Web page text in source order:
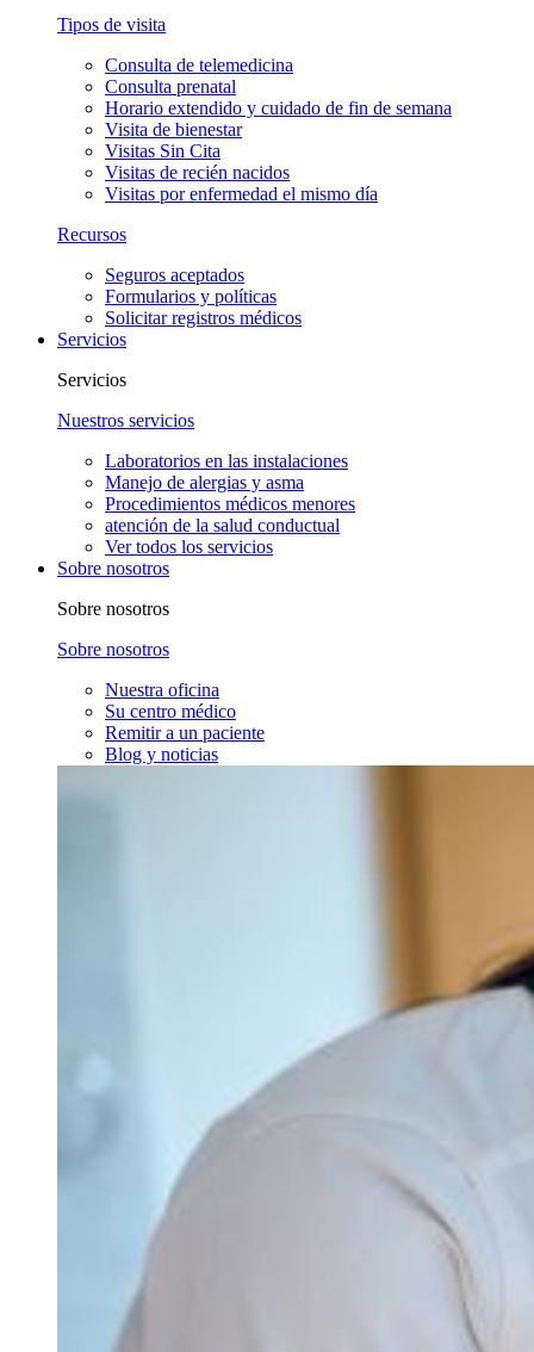
Tipos de visita
Consulta de telemedicina
Consulta prenatal
Horario extendido y cuidado de fin de semana
Visita de bienestar
Visitas Sin Cita
Visitas de recién nacidos
Visitas por enfermedad el mismo día
Recursos
Seguros aceptados
Formularios y políticas
Solicitar registros médicos
Servicios
Servicios
Nuestros servicios
Laboratorios en las instalaciones
Manejo de alergias y asma
Procedimientos médicos menores
atención de la salud conductual
Ver todos los servicios
Sobre nosotros
Sobre nosotros
Sobre nosotros
Nuestra oficina
Su centro médico
Remitir a un paciente
Blog y noticias